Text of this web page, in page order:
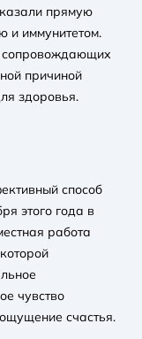
прямую
и иммунитетом.
сопровождающих
причиной
здоровья.
способ
этого года в
работа
чувство
счастья.